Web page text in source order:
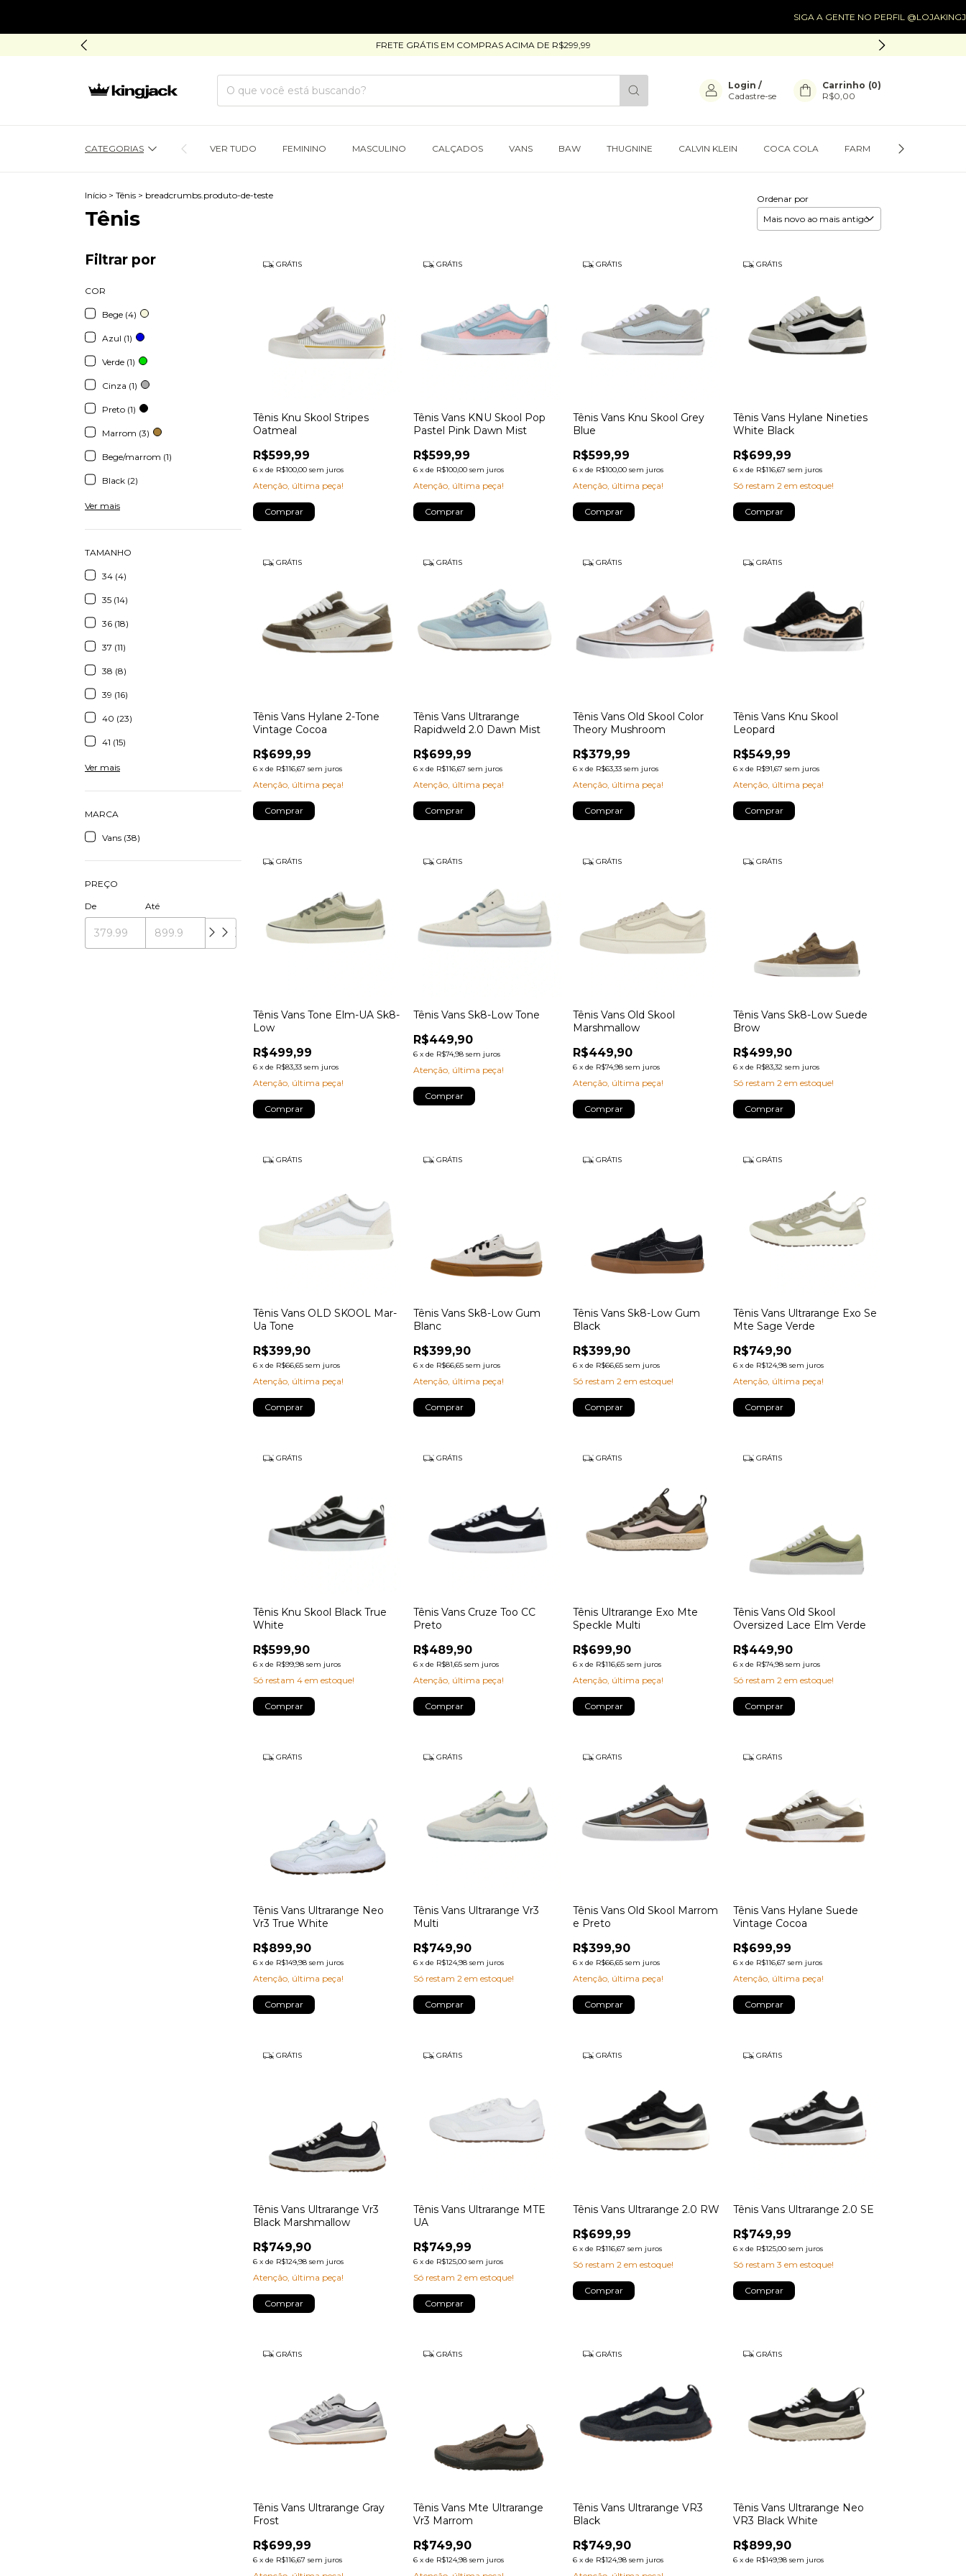
SIGA A GENTE NO PERFIL @LOJAKINGJACK SIGA
FRETE GRÁTIS EM COMPRAS ACIMA DE R$299,99
Login /
Cadastre-se
Carrinho (0)
R$0,00
CATEGORIAS VER TUDO FEMININO MASCULINO CALÇADOS VANS BAW THUGNINE CALVIN KLEIN COCA COLA FARM PRESENTES
Início > Tênis > breadcrumbs.produto-de-teste
Tênis
Ordenar por
Filtrar por
COR
Bege (4)
Azul (1)
Verde (1)
Cinza (1)
Preto (1)
Marrom (3)
Bege/marrom (1)
Black (2)
Ver mais
TAMANHO
34 (4)
35 (14)
36 (18)
37 (11)
38 (8)
39 (16)
40 (23)
41 (15)
Ver mais
MARCA
Vans (38)
PREÇO
De Até
GRÁTIS
Tênis Knu Skool Stripes
Oatmeal
R$599,99
6 xde R$100,00 sem juros
Atenção, última peça!
Comprar
GRÁTIS
Tênis Vans KNU Skool Pop
Pastel Pink Dawn Mist
R$599,99
6 x de R$100,00 sem juros
Atenção, última peça!
Comprar
GRÁTIS
Tênis Vans Knu Skool Grey
Blue
R$599,99
6 xde R$100,00 sem juros
Atenção, última peça!
Comprar
GRÁTIS
Tênis Vans Hylane Nineties
White Black
R$699,99
6 x de R$116,67 sem juros
Só restam 2em estoque!
Comprar
GRÁTIS
Tênis Vans Hylane 2-Tone
Vintage Cocoa
R$699,99
6 xde R$116,67 sem juros
Atenção, última peça!
Comprar
GRÁTIS
Tênis Vans Ultrarange
Rapidweld 2.0 Dawn Mist
R$699,99
6 x de R$116,67 sem juros
Atenção, última peça!
Comprar
GRÁTIS
Tênis Vans Old Skool Color
Theory Mushroom
R$379,99
6 xde R$63,33 sem juros
Atenção, última peça!
Comprar
GRÁTIS
Tênis Vans Knu Skool
Leopard
R$549,99
6 x de R$91,67 sem juros
Atenção, última peça!
Comprar
GRÁTIS
Tênis Vans Tone Elm-UA Sk8-
Low
R$499,99
6 xde R$83,33 sem juros
Atenção, última peça!
Comprar
GRÁTIS
Tênis Vans Sk8-Low Tone
R$449,90
6 x de R$74,98 sem juros
Atenção, última peça!
Comprar
GRÁTIS
Tênis Vans Old Skool
Marshmallow
R$449,90
6 xde R$74,98 sem juros
Atenção, última peça!
Comprar
GRÁTIS
Tênis Vans Sk8-Low Suede
Brow
R$499,90
6 x de R$83,32 sem juros
Só restam 2em estoque!
Comprar
GRÁTIS
Tênis Vans OLD SKOOL Mar-
Ua Tone
R$399,90
6 xde R$66,65 sem juros
Atenção, última peça!
Comprar
GRÁTIS
Tênis Vans Sk8-Low Gum
Blanc
R$399,90
6 x de R$66,65 sem juros
Atenção, última peça!
Comprar
GRÁTIS
Tênis Vans Sk8-Low Gum
Black
R$399,90
6 xde R$66,65 sem juros
Só restam2 em estoque!
Comprar
GRÁTIS
Tênis Vans Ultrarange Exo Se
Mte Sage Verde
R$749,90
6 x de R$124,98 sem juros
Atenção, última peça!
Comprar
GRÁTIS
Tênis Knu Skool Black True
White
R$599,90
6 xde R$99,98 sem juros
Só restam4 em estoque!
Comprar
GRÁTIS
Tênis Vans Cruze Too CC
Preto
R$489,90
6 x de R$81,65 sem juros
Atenção, última peça!
Comprar
GRÁTIS
Tênis Ultrarange Exo Mte
Speckle Multi
R$699,90
6 xde R$116,65 sem juros
Atenção, última peça!
Comprar
GRÁTIS
Tênis Vans Old Skool
Oversized Lace Elm Verde
R$449,90
6 x de R$74,98 sem juros
Só restam 2 em estoque!
Comprar
GRÁTIS
Tênis Vans Ultrarange Neo
Vr3 True White
R$899,90
6 xde R$149,98 sem juros
Atenção, última peça!
Comprar
GRÁTIS
Tênis Vans Ultrarange Vr3
Multi
R$749,90
6 x de R$124,98 sem juros
Só restam 2em estoque!
Comprar
GRÁTIS
Tênis Vans Old Skool Marrom
e Preto
R$399,90
6 xde R$66,65 sem juros
Atenção, última peça!
Comprar
GRÁTIS
Tênis Vans Hylane Suede
Vintage Cocoa
R$699,99
6 x de R$116,67 sem juros
Atenção, última peça!
Comprar
GRÁTIS
Tênis Vans Ultrarange Vr3
Black Marshmallow
R$749,90
6 xde R$124,98 sem juros
Atenção, última peça!
Comprar
GRÁTIS
Tênis Vans Ultrarange MTE
UA
R$749,99
6 x de R$125,00 sem juros
Só restam 2 em estoque!
Comprar
GRÁTIS
Tênis Vans Ultrarange 2.0 RW
R$699,99
6 xde R$116,67 sem juros
Só restam2 em estoque!
Comprar
GRÁTIS
Tênis Vans Ultrarange 2.0 SE
R$749,99
6 x de R$125,00 sem juros
Só restam 3 em estoque!
Comprar
GRÁTIS
Tênis Vans Ultrarange Gray
Frost
R$699,99
6 xde R$116,67 sem juros
GRÁTIS
Tênis Vans Mte Ultrarange
Vr3 Marrom
R$749,90
6 x de R$124,98 sem juros
GRÁTIS
Tênis Vans Ultrarange VR3
Black
R$749,90
6 xde R$124,98 sem juros
GRÁTIS
Tênis Vans Ultrarange Neo
VR3 Black White
R$899,90
6 x de R$149,98 sem juros